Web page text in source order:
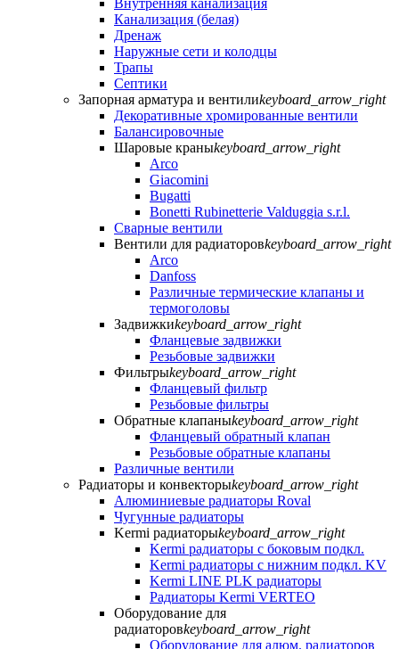
Внутренняя канализация
Канализация (белая)
Дренаж
Наружные сети и колодцы
Трапы
Септики
Запорная арматура и вентилиkeyboard_arrow_right
Декоративные хромированные вентили
Балансировочные
Шаровые краныkeyboard_arrow_right
Arco
Giacomini
Bugatti
Bonetti Rubinetterie Valduggia s.r.l.
Сварные вентили
Вентили для радиаторовkeyboard_arrow_right
Arco
Danfoss
Различные термические клапаны и
термоголовы
Задвижкиkeyboard_arrow_right
Фланцевые задвижки
Резьбовые задвижки
Фильтрыkeyboard_arrow_right
Фланцевый фильтр
Резьбовые фильтры
Обратные клапаныkeyboard_arrow_right
Фланцевый обратный клапан
Резьбовые обратные клапаны
Различные вентили
Радиаторы и конвекторыkeyboard_arrow_right
Алюминиевые радиаторы Roval
Чугунные радиаторы
Kermi радиаторыkeyboard_arrow_right
Kermi радиаторы с боковым подкл.
Kermi радиаторы с нижним подкл. KV
Kermi LINE PLK радиаторы
Радиаторы Kermi VERTEO
Оборудование для
радиаторовkeyboard_arrow_right
Оборудование для алюм. радиаторов